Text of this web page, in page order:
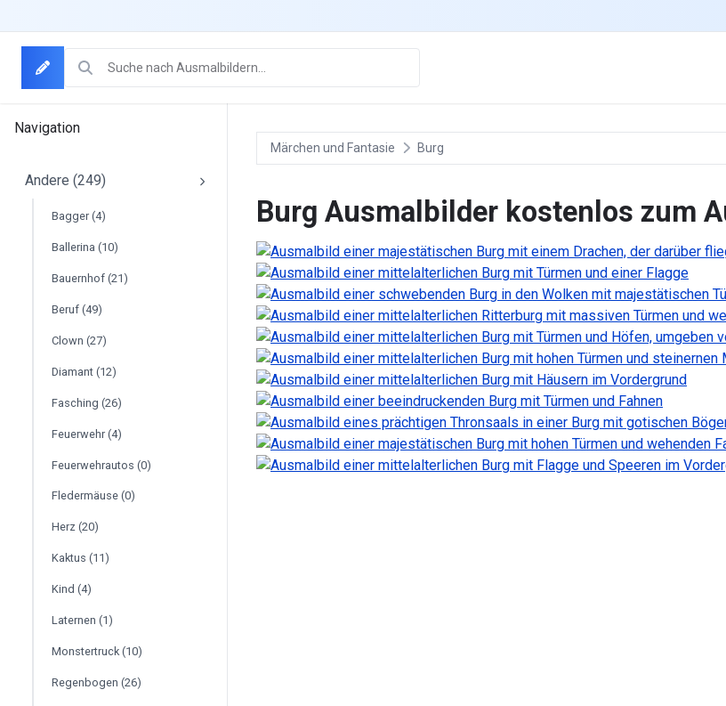
Navigation
AUSMALBILDER-
MAIN
Andere (249)
Bagger (4)
Ballerina (10)
Bauernhof (21)
Beruf (49)
Clown (27)
Diamant (12)
Fasching (26)
Feuerwehr (4)
Feuerwehrautos (0)
Fledermäuse (0)
Herz (20)
Kaktus (11)
Kind (4)
Laternen (1)
Monstertruck (10)
Regenbogen (26)
Märchen und Fantasie Burg
Burg Ausmalbilder kostenlos zum